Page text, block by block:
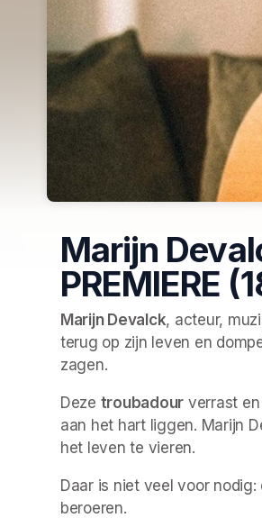
Marijn
PREMIERE
Marijn Devalck, acteur,
terug op zijn leven en
zagen.
Deze troubadour verrast
aan het hart liggen. Marijn
het leven te vieren.
Daar is niet veel voor
beroeren.